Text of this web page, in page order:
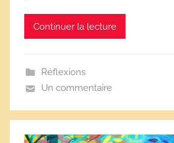
Continuer la lecture
Réflexions
Un commentaire